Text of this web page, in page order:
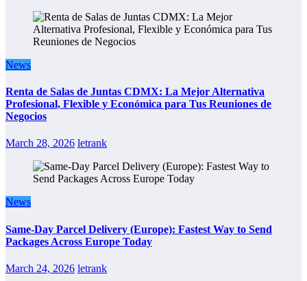
News
Renta de Salas de Juntas CDMX: La Mejor Alternativa
Profesional, Flexible y Económica para Tus Reuniones de
Negocios
March 28, 2026 letrank
News
Same-Day Parcel Delivery (Europe): Fastest Way to Send
Packages Across Europe Today
March 24, 2026 letrank